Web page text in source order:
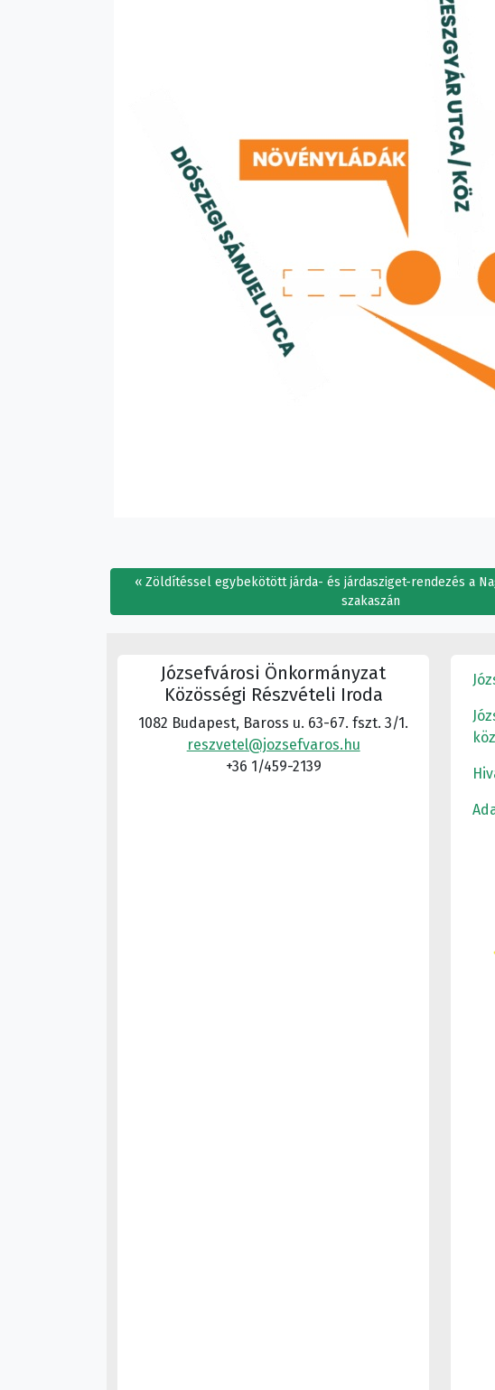
Zöldítéssel egybekötött járda- és járdasziget-rendezés a
szakaszán
Józsefvárosi Önkormányzat
Közösségi Részvételi Iroda
1082 Budapest, Baross u. 63-67. fszt. 3/1.
reszvetel@jozsefvaros.hu
+36 1/459-2139